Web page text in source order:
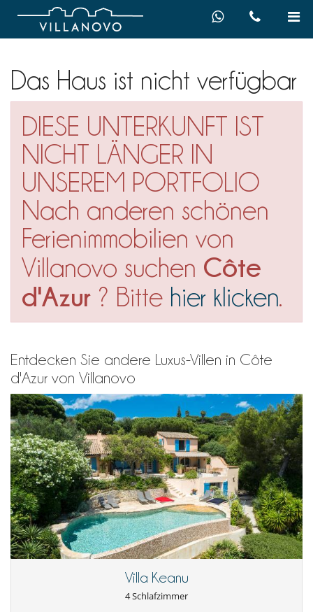
Das Haus ist nicht verfügbar
DIESE UNTERKUNFT IST
NICHT LÄNGER IN
UNSEREM PORTFOLIO
Nach anderen schönen
Ferienimmobilien von
Villanovo suchen Côte
d'Azur ? Bitte hier klicken.
Entdecken Sie andere Luxus-Villen in Côte
d'Azur von Villanovo
Villa Keanu
4 Schlafzimmer